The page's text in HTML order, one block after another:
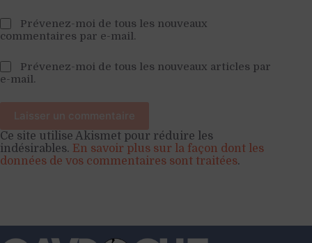
Prévenez-moi de tous les nouveaux
commentaires par e-mail.
Prévenez-moi de tous les nouveaux articles par
e-mail.
Laisser un commentaire
Ce site utilise Akismet pour réduire les
indésirables. En savoir plus sur la façon dont les
données de vos commentaires sont traitées.